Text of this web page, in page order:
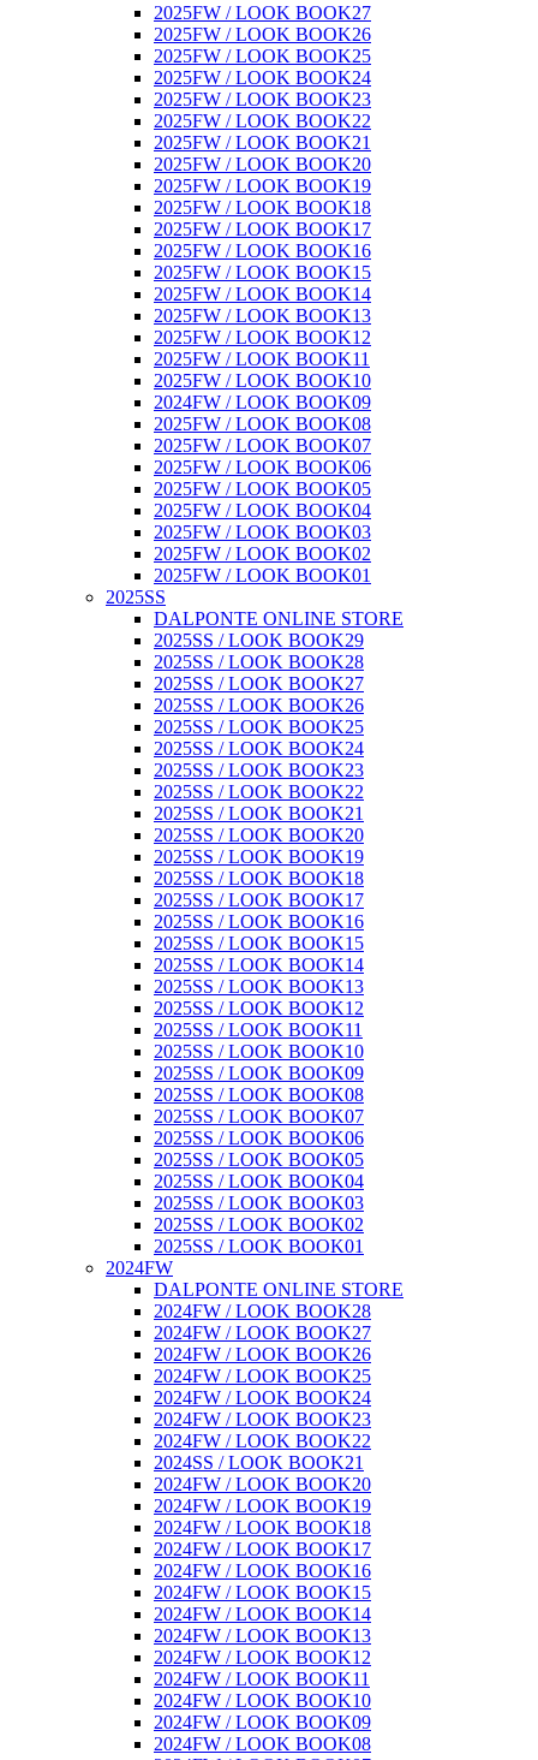
2025FW / LOOK BOOK27
2025FW / LOOK BOOK26
2025FW / LOOK BOOK25
2025FW / LOOK BOOK24
2025FW / LOOK BOOK23
2025FW / LOOK BOOK22
2025FW / LOOK BOOK21
2025FW / LOOK BOOK20
2025FW / LOOK BOOK19
2025FW / LOOK BOOK18
2025FW / LOOK BOOK17
2025FW / LOOK BOOK16
2025FW / LOOK BOOK15
2025FW / LOOK BOOK14
2025FW / LOOK BOOK13
2025FW / LOOK BOOK12
2025FW / LOOK BOOK11
2025FW / LOOK BOOK10
2024FW / LOOK BOOK09
2025FW / LOOK BOOK08
2025FW / LOOK BOOK07
2025FW / LOOK BOOK06
2025FW / LOOK BOOK05
2025FW / LOOK BOOK04
2025FW / LOOK BOOK03
2025FW / LOOK BOOK02
2025FW / LOOK BOOK01
2025SS
DALPONTE ONLINE STORE
2025SS / LOOK BOOK29
2025SS / LOOK BOOK28
2025SS / LOOK BOOK27
2025SS / LOOK BOOK26
2025SS / LOOK BOOK25
2025SS / LOOK BOOK24
2025SS / LOOK BOOK23
2025SS / LOOK BOOK22
2025SS / LOOK BOOK21
2025SS / LOOK BOOK20
2025SS / LOOK BOOK19
2025SS / LOOK BOOK18
2025SS / LOOK BOOK17
2025SS / LOOK BOOK16
2025SS / LOOK BOOK15
2025SS / LOOK BOOK14
2025SS / LOOK BOOK13
2025SS / LOOK BOOK12
2025SS / LOOK BOOK11
2025SS / LOOK BOOK10
2025SS / LOOK BOOK09
2025SS / LOOK BOOK08
2025SS / LOOK BOOK07
2025SS / LOOK BOOK06
2025SS / LOOK BOOK05
2025SS / LOOK BOOK04
2025SS / LOOK BOOK03
2025SS / LOOK BOOK02
2025SS / LOOK BOOK01
2024FW
DALPONTE ONLINE STORE
2024FW / LOOK BOOK28
2024FW / LOOK BOOK27
2024FW / LOOK BOOK26
2024FW / LOOK BOOK25
2024FW / LOOK BOOK24
2024FW / LOOK BOOK23
2024FW / LOOK BOOK22
2024SS / LOOK BOOK21
2024FW / LOOK BOOK20
2024FW / LOOK BOOK19
2024FW / LOOK BOOK18
2024FW / LOOK BOOK17
2024FW / LOOK BOOK16
2024FW / LOOK BOOK15
2024FW / LOOK BOOK14
2024FW / LOOK BOOK13
2024FW / LOOK BOOK12
2024FW / LOOK BOOK11
2024FW / LOOK BOOK10
2024FW / LOOK BOOK09
2024FW / LOOK BOOK08